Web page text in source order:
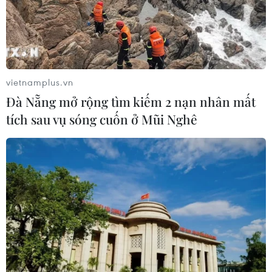
mạc Triển lãm 50 năm quan hệ ngoại
giao Việt Nam-Thái Lan
06/08/2026 05:48
Xem thêm
CƠ QUAN CHỦ QUẢN: THÔNG TẤN XÃ VIỆT NAM
Tổng Biên tập: TRẦN TIẾN DUẨN
Phó Tổng Biên tập: NGUYỄN THỊ TÁM, KHÚC THANH
THỦY
vietnamplus.vn
Đà Nẵng mở rộng tìm kiếm 2 nạn nhân mất
tích sau vụ sóng cuốn ở Mũi Nghê